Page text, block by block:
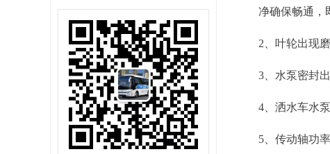
净确保畅通，
2、叶轮出现
3、水泵密封
4、洒水车水
5、传动轴功